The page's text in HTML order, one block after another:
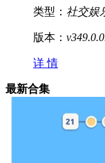
类型： 社交娱
版本：
详 情
最新合集